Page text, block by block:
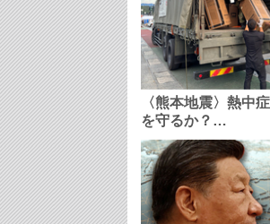
〈熊本地震〉熱中
を守るか？…